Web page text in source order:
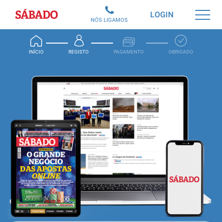
Sábado
INÍCIO REGISTO PAGAMENTO OBRIGADO
LOGIN
NÓS LIGAMOS